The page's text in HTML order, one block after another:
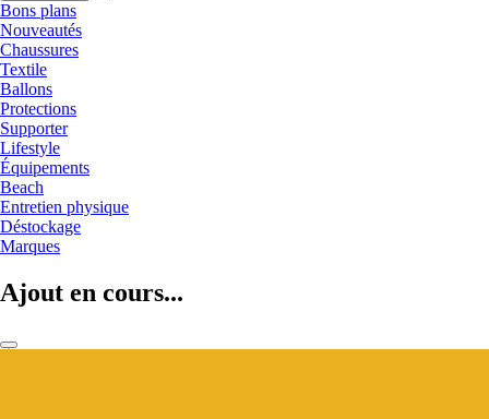
Bons plans
Nouveautés
Chaussures
Textile
Ballons
Protections
Supporter
Lifestyle
Équipements
Beach
Entretien physique
Déstockage
Marques
Ajout en cours...